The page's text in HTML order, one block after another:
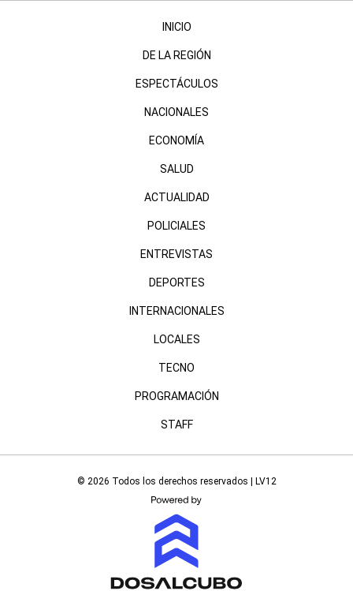
INICIO
DE LA REGIÓN
ESPECTÁCULOS
NACIONALES
ECONOMÍA
SALUD
ACTUALIDAD
POLICIALES
ENTREVISTAS
DEPORTES
INTERNACIONALES
LOCALES
TECNO
PROGRAMACIÓN
STAFF
© 2026 Todos los derechos reservados | LV12